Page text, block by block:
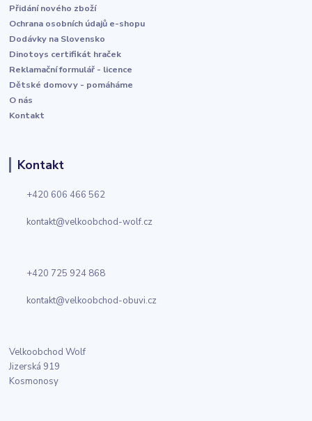
Přidání nového zboží
Ochrana osobních údajů e-shopu
Dodávky na Slovensko
Dinotoys certifikát hraček
Reklamační formulář - licence
Dětské domovy - pomáháme
O nás
Kontakt
Kontakt
+420 606 466 562
kontakt@velkoobchod-wolf.cz
+420 725 924 868
kontakt@velkoobchod-obuvi.cz
Velkoobchod Wolf
Jizerská 919
Kosmonosy